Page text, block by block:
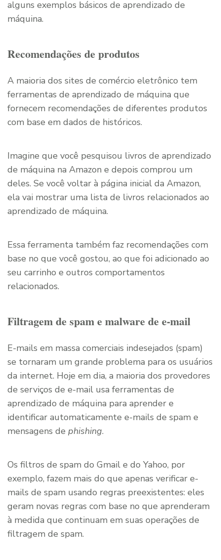
alguns exemplos básicos de aprendizado de
máquina.
Recomendações de produtos
A maioria dos sites de comércio eletrônico tem
ferramentas de aprendizado de máquina que
fornecem recomendações de diferentes produtos
com base em dados de históricos.
Imagine que você pesquisou livros de aprendizado
de máquina na Amazon e depois comprou um
deles. Se você voltar à página inicial da Amazon,
ela vai mostrar uma lista de livros relacionados ao
aprendizado de máquina.
Essa ferramenta também faz recomendações com
base no que você gostou, ao que foi adicionado ao
seu carrinho e outros comportamentos
relacionados.
Filtragem de spam e malware de e-mail
E-mails em massa comerciais indesejados (spam)
se tornaram um grande problema para os usuários
da internet. Hoje em dia, a maioria dos provedores
de serviços de e-mail usa ferramentas de
aprendizado de máquina para aprender e
identificar automaticamente e-mails de spam e
mensagens de phishing.
Os filtros de spam do Gmail e do Yahoo, por
exemplo, fazem mais do que apenas verificar e-
mails de spam usando regras preexistentes: eles
geram novas regras com base no que aprenderam
à medida que continuam em suas operações de
filtragem de spam.